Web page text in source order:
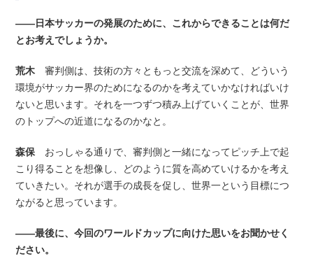
――日本サッカーの発展のために、これからできることは何だ
とお考えでしょうか。
荒木 審判側は、技術の方々ともっと交流を深めて、どういう
環境がサッカー界のためになるのかを考えていかなければいけ
ないと思います。それを一つずつ積み上げていくことが、世界
のトップへの近道になるのかなと。
森保 おっしゃる通りで、審判側と一緒になってピッチ上で起
こり得ることを想像し、どのように質を高めていけるかを考え
ていきたい。それが選手の成長を促し、世界一という目標につ
ながると思っています。
――最後に、今回のワールドカップに向けた思いをお聞かせく
ださい。